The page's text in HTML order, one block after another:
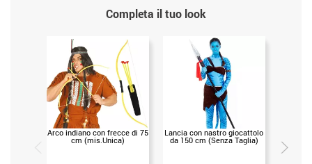
Completa il tuo look
Arco indiano con frecce di 75
cm (mis.Unica)
Lancia con nastro giocattolo
da 150 cm (Senza Taglia)